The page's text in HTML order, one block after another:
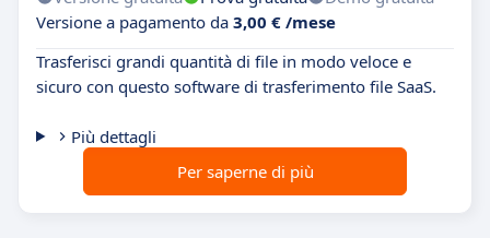
Versione a pagamento da 3,00 € /mese
Trasferisci grandi quantità di file in modo veloce e
sicuro con questo software di trasferimento file SaaS.
Più dettagli
Per saperne di più